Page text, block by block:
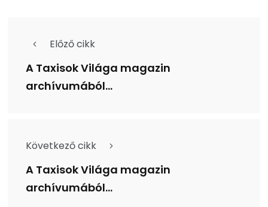
Előző cikk
A Taxisok Világa magazin
archívumából...
Következő cikk
A Taxisok Világa magazin
archívumából...